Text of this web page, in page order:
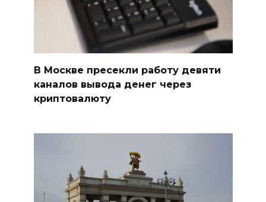
В Москве пресекли работу девяти
каналов вывода денег через
криптовалюту